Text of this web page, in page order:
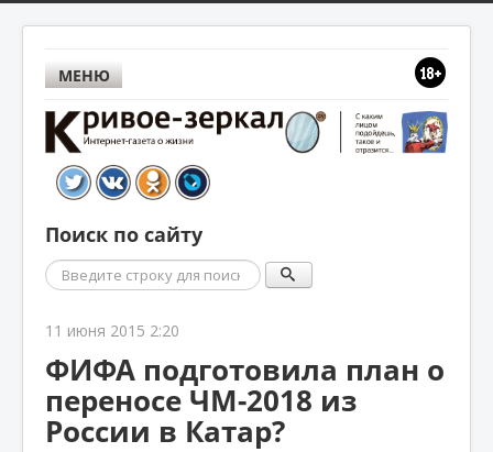
МЕНЮ
Поиск по сайту
Поиск
11 июня 2015 2:20
ФИФА подготовила план о
переносе ЧМ-2018 из
России в Катар?